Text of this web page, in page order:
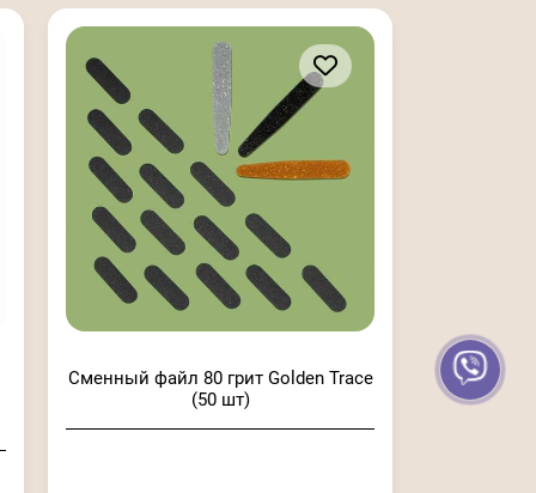
Сменный файл 80 грит Golden Trace
(50 шт)